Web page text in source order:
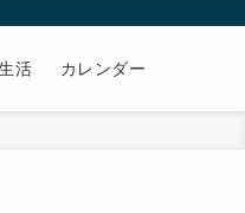
活 カレンダー